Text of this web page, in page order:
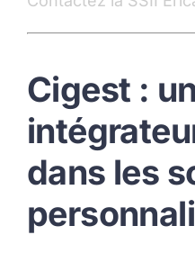
Cigest : un
dans les